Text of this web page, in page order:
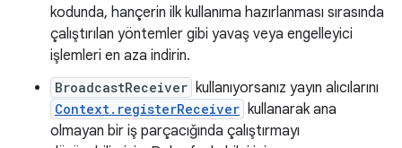
kodunda, hançerin ilk kullanıma hazırlanması sırasında
çalıştırılan yöntemler gibi yavaş veya engelleyici
işlemleri en aza indirin.
BroadcastReceiver kullanıyorsanız yayın alıcılarını
Context.registerReceiver kullanarak ana
olmayan bir iş parçacığında çalıştırmayı